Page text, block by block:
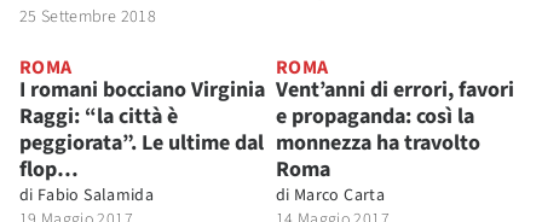
25 Settembre 2018
ROMA
I romani bocciano Virginia
Raggi: “la città è
peggiorata”. Le ultime dal
flop…
di Fabio Salamida
ROMA
Vent’anni di errori, favori
e propaganda: così la
monnezza ha travolto
Roma
di Marco Carta